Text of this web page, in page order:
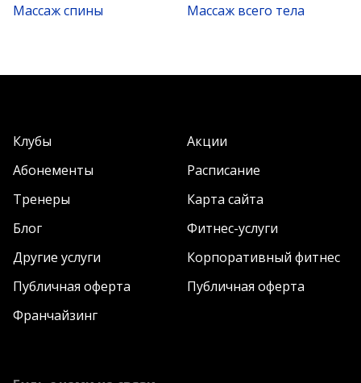
Массаж спины
Массаж всего тела
Клубы
Акции
Абонементы
Расписание
Тренеры
Карта сайта
Блог
Фитнес-услуги
Другие услуги
Корпоративный фитнес
Публичная оферта
Публичная оферта
Франчайзинг